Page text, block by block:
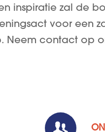
inspiratie zal de
voor een
Neem contact op